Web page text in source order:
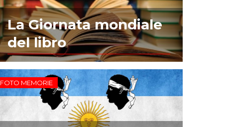
La Giornata mondiale
del libro
FOTO MEMORIE